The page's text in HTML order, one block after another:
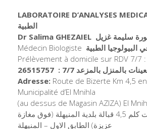
LABORATOIRE D’ANALYSES
Dr Salima GHEZAIEL سليمة غزيل
Médecin Biologiste الطبية
Prélèvement à domicile sur RDV 7/7
Adresse: Route de Bizerte Km 4,5
Municipalité d’El Mnihla
(au dessus de Magasin AZIZA) El
طريق بنزرت كلم 4,5 قبالة بلدية المنيهلة (فوق مغازة
عزيزة) الطابق الاول – المنيهلة